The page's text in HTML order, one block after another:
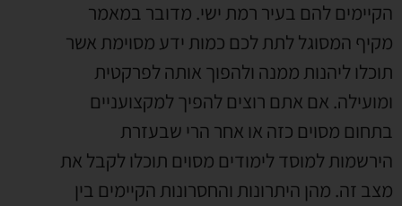
הקיימים להם בעיר רמת ישי. מדובר במאמר
מקיף המסוגל לתת לכם כמות ידע מסוימת אשר
תוכלו ליהנות ממנה ולהפוך אותה לפרקטית
ומועילה. אם אתם רוצים להפיך למקצועניים
בתחום מסוים כזה או אחר הרי שבעזרת
הירשמות למוסד לימודים מסוים תוכלו לקבל את
מצב זה. מהן היתרונות והחסרונות הקיימים בין